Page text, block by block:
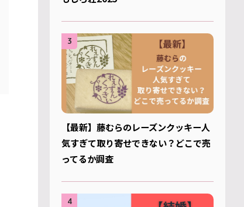
3
【最新】藤むらのレーズンクッキー人
気すぎて取り寄せできない？どこで売
ってるか調査
4